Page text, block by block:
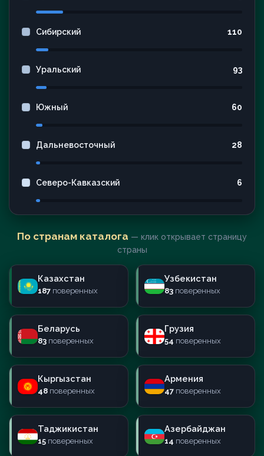
Сибирский 110
Уральский 93
Южный 60
Дальневосточный 28
Северо-Кавказский 6
По странам каталога — клик открывает страницу
страны
Казахстан
187 поверенных
Узбекистан
83 поверенных
Беларусь
83 поверенных
Грузия
54 поверенных
Кыргызстан
48 поверенных
Армения
47 поверенных
Таджикистан
15 поверенных
Азербайджан
14 поверенных